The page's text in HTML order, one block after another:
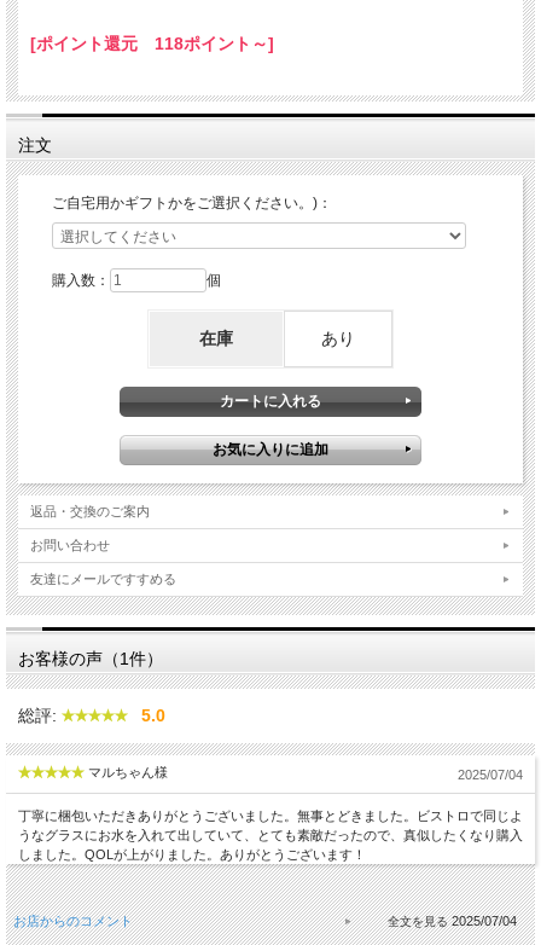
[ポイント還元 118ポイント～]
注文
ご自宅用かギフトかをご選択ください。)：
購入数： 個
在庫 あり
返品・交換のご案内
お問い合わせ
友達にメールですすめる
お客様の声（1件）
総評: 5.0
マルちゃん様 2025/07/04
丁寧に梱包いただきありがとうございました。無事とどきました。ビストロで同じよ
うなグラスにお水を入れて出していて、とても素敵だったので、真似したくなり購入
しました。QOLが上がりました。ありがとうございます！
お店からのコメント 2025/07/04